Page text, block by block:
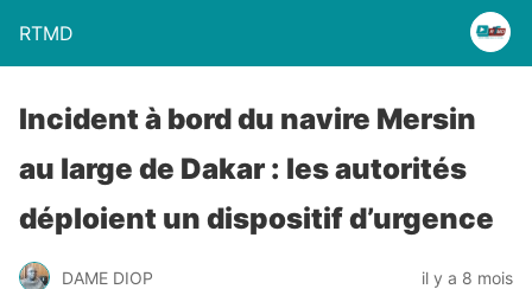
RTMD
Incident à bord du navire Mersin
au large de Dakar : les autorités
déploient un dispositif d’urgence
DAME DIOP il y a 8 mois